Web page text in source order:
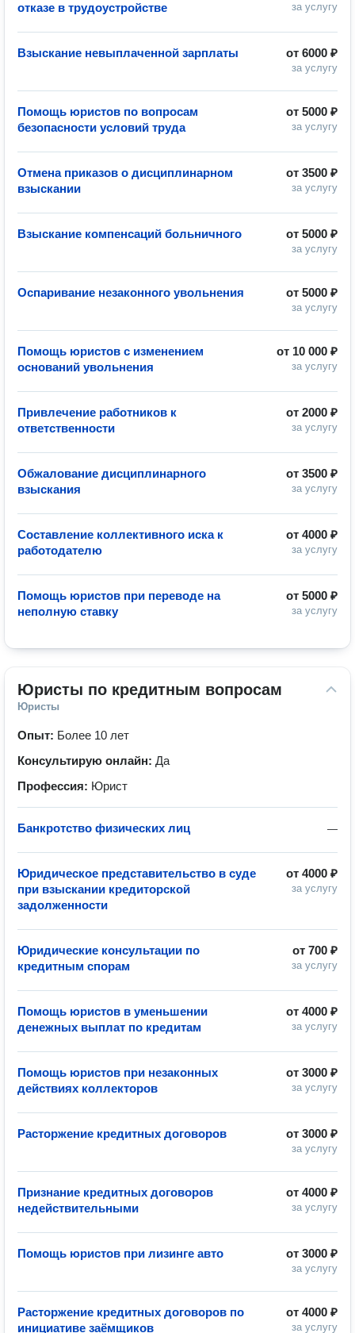
за услугу
отказе в трудоустройстве
от 6000 ₽
за услугу
Взыскание невыплаченной зарплаты
от 5000 ₽
за услугу
Помощь юристов по вопросам
безопасности условий труда
от 3500 ₽
за услугу
Отмена приказов о дисциплинарном
взыскании
от 5000 ₽
за услугу
Взыскание компенсаций больничного
от 5000 ₽
за услугу
Оспаривание незаконного увольнения
от 10 000 ₽
за услугу
Помощь юристов с изменением
оснований увольнения
от 2000 ₽
за услугу
Привлечение работников к
ответственности
от 3500 ₽
за услугу
Обжалование дисциплинарного
взыскания
от 4000 ₽
за услугу
Составление коллективного иска к
работодателю
от 5000 ₽
за услугу
Помощь юристов при переводе на
неполную ставку
Юристы по кредитным вопросам
Юристы
Опыт: Более 10 лет
Консультирую онлайн: Да
Профессия: Юрист
—
Банкротство физических лиц
от 4000 ₽
за услугу
Юридическое представительство в суде
при взыскании кредиторской
задолженности
от 700 ₽
за услугу
Юридические консультации по
кредитным спорам
от 4000 ₽
за услугу
Помощь юристов в уменьшении
денежных выплат по кредитам
от 3000 ₽
за услугу
Помощь юристов при незаконных
действиях коллекторов
от 3000 ₽
за услугу
Расторжение кредитных договоров
от 4000 ₽
за услугу
Признание кредитных договоров
недействительными
от 3000 ₽
за услугу
Помощь юристов при лизинге авто
от 4000 ₽
за услугу
Расторжение кредитных договоров по
инициативе заёмщиков